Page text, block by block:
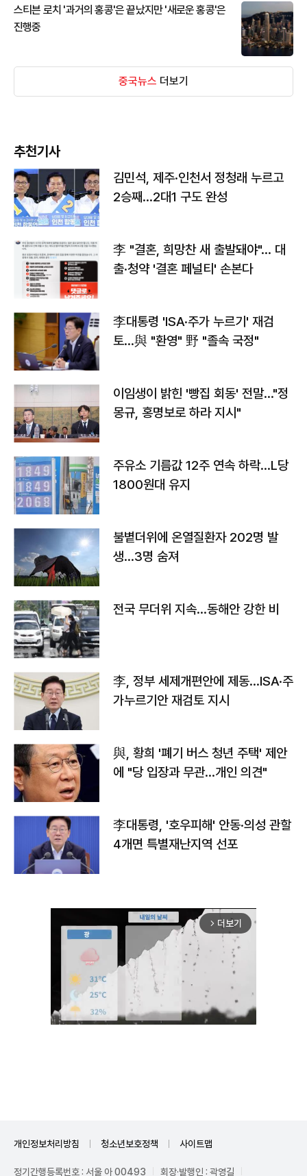
스티븐 로치 '과거의 홍콩'은 끝났지만 '새로운 홍콩'은
진행중
중국뉴스 더보기
추천기사
김민석, 제주·인천서 정청래 누르고
2승째…2대1 구도 완성
李 "결혼, 희망찬 새 출발돼야"… 대
출·청약 '결혼 페널티' 손본다
李대통령 'ISA·주가 누르기' 재검
토…與 "환영" 野 "졸속 국정"
이임생이 밝힌 '빵집 회동' 전말…"정
몽규, 홍명보로 하라 지시"
주유소 기름값 12주 연속 하락…L당
1800원대 유지
불볕더위에 온열질환자 202명 발
생…3명 숨져
전국 무더위 지속…동해안 강한 비
李, 정부 세제개편안에 제동…ISA·주
가누르기안 재검토 지시
與, 황희 '폐기 버스 청년 주택' 제안
에 "당 입장과 무관…개인 의견"
李대통령, '호우피해' 안동·의성 관할
4개면 특별재난지역 선포
arrow_forward_ios 더보기
개인정보처리방침 청소년보호정책 사이트맵
정기간행등록번호 : 서울 아 00493 회장·발행인 : 곽영길